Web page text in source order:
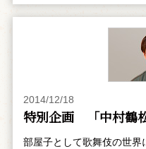
2014/12/18
特別企画 「中村鶴松
部屋子として歌舞伎の世界